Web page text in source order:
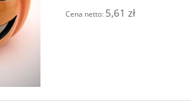
Cena netto: 5,61 zł